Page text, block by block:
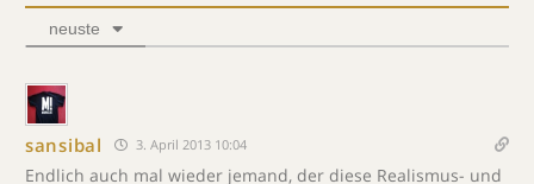
neuste
sansibal 3. April 2013 10:04
Endlich auch mal wieder jemand, der diese Realismus- und